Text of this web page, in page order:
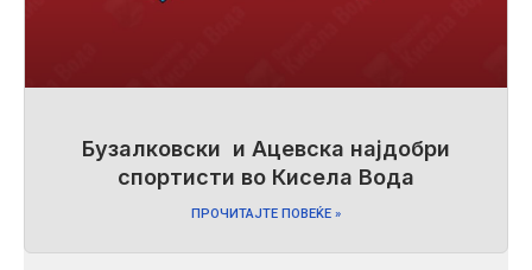
Бузалковски и Ацевска најдобри
спортисти во Кисела Вода
ПРОЧИТАЈТЕ ПОВЕЌЕ »